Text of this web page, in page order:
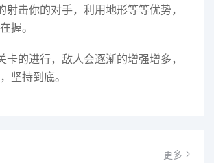
射击你的对手，利用地形等等优势，
握。
卡的进行，敌人会逐渐的增强增多，
坚持到底。
更多